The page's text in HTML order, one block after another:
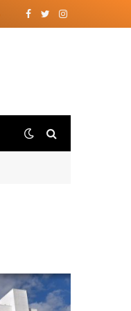
Facebook
TwitterInstagram